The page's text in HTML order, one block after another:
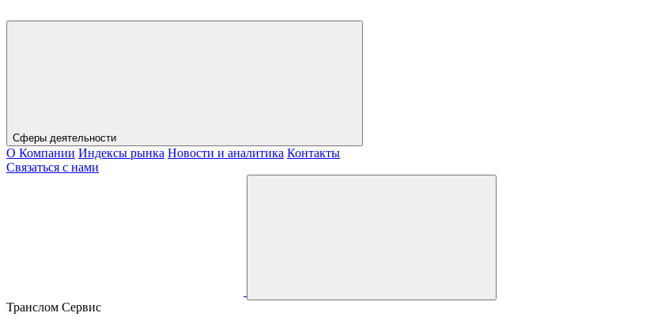
Сферы деятельности
О Компании Индексы рынка Новости и аналитика Контакты
Связаться с нами
Транслом Сервис